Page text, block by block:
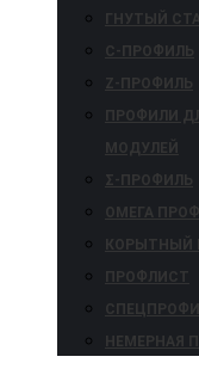
ГНУТЫЙ
С-ПРОФИЛЬ
Z-ПРОФИЛЬ
ПРОФИЛИ
МОДУЛЕЙ
Σ-ПРОФИЛЬ
ОМЕГА
КОРЫТНЫЙ
ПРОФЛИСТ
НЕМЕРНАЯ